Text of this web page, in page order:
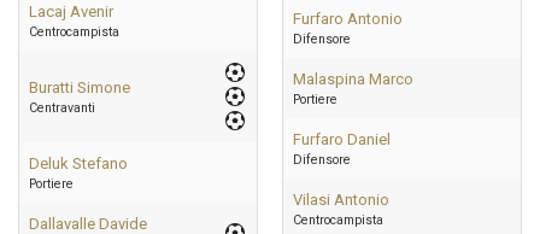
Lacaj Avenir
Centrocampista
Buratti Simone
Centravanti
Deluk Stefano
Portiere
Dallavalle Davide
Furfaro Antonio
Difensore
Malaspina Marco
Portiere
Furfaro Daniel
Difensore
Vilasi Antonio
Centrocampista